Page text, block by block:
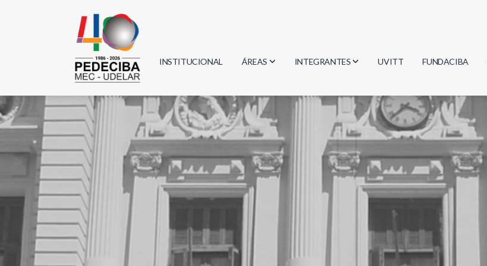
INSTITUCIONAL ÁREAS
Biología
Física
Geociencias
Informática
Matemática
INTEGRANTES
Investigadores
Estudiantes
Egresados
UVITT FUNDACIBA